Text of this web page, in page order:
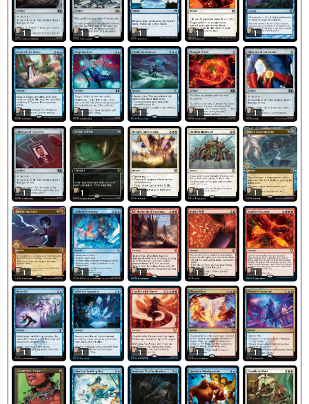
1 1 1 1 1
1 1 1 1 1
1 1 1 1 1
1 1 1 1 1
1 1 1 1 1